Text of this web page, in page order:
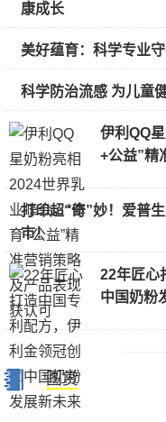
康成长
美好蕴育：科学专业
科学防治流感 为儿童
伊利QQ
+公益”精
打印超“奇”妙！爱普
市！
22年匠心
中国奶粉
图赏